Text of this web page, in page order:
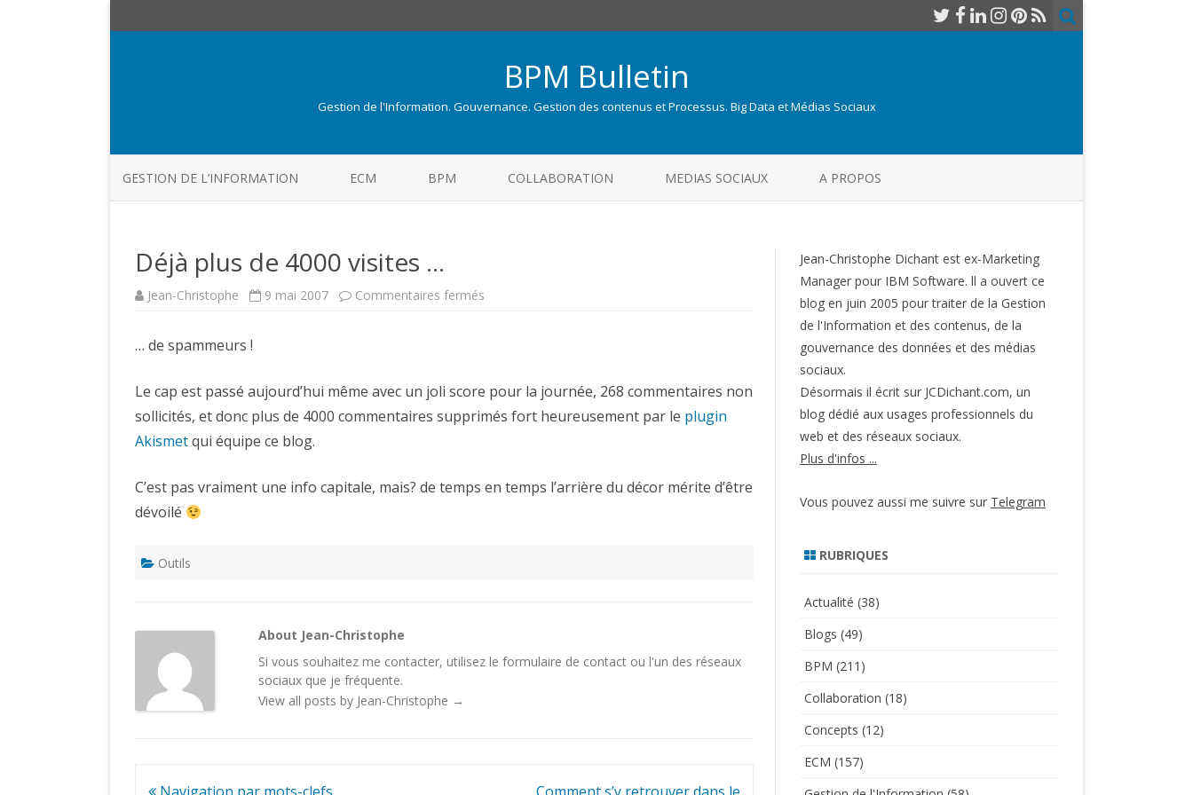
BPM Bulletin
Gestion de l'Information. Gouvernance. Gestion des contenus et Processus. Big Data et Médias Sociaux
to
GESTION DE L’INFORMATION ECM BPM COLLABORATION MEDIAS SOCIAUX A PROPOS
Déjà plus de 4000 visites …
Jean-Christophe 9 mai 2007 Commentaires fermés
… de spammeurs !
Le cap est passé aujourd’hui même avec un joli score pour la journée, 268 commentaires non
sollicités, et donc plus de 4000 commentaires supprimés fort heureusement par le plugin
Akismetqui équipe ce blog.
C’est pas vraiment une info capitale, mais? de temps en temps l’arrière du décor mérite d’être
dévoilé
Outils
About Jean-Christophe
Si vous souhaitez me contacter, utilisez leformulaire de contact ou l'un desréseaux
sociaux que je fréquente.
View all posts by Jean-Christophe →
Navigation
Jean-Christophe Dichant est ex-Marketing
Manager pour IBM Software. ll a ouvert ce
blog en juin 2005 pour traiter de la Gestion
de l'Information et des contenus, de la
gouvernance des données et des médias
sociaux.
Désormais il écrit sur JCDichant.com, un
blog dédié aux usages professionnels du
web et des réseaux sociaux.
Plus d'infos ...
Vous pouvez aussi me suivre sur Telegram
RUBRIQUES
Actualité (38)
Blogs (49)
BPM (211)
Collaboration (18)
Concepts (12)
ECM (157)